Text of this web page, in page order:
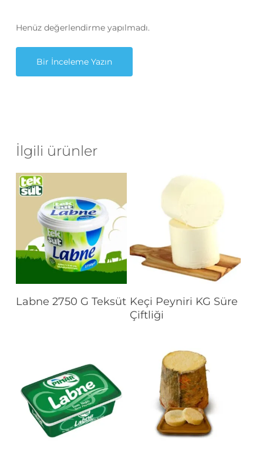
Henüz değerlendirme yapılmadı.
Bir İnceleme Yazın
İlgili ürünler
Devamını Oku
Labne 2750 G Teksüt Devamını Oku
Keçi Peyniri KG Süre
Çiftliği